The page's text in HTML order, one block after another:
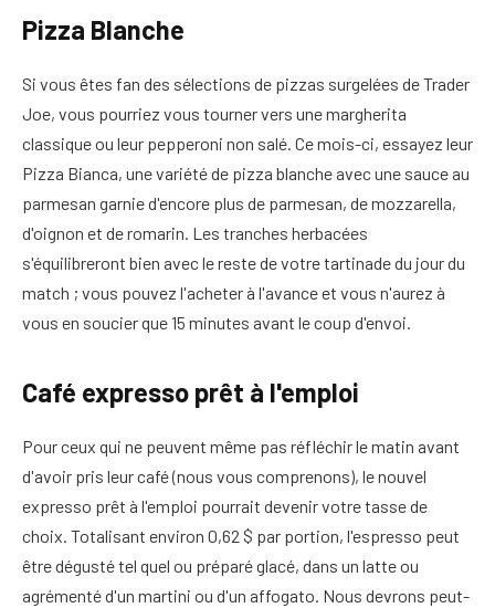
Pizza Blanche
Si vous êtes fan des sélections de pizzas surgelées de Trader
Joe, vous pourriez vous tourner vers une margherita
classique ou leur pepperoni non salé. Ce mois-ci, essayez leur
Pizza Bianca, une variété de pizza blanche avec une sauce au
parmesan garnie d'encore plus de parmesan, de mozzarella,
d'oignon et de romarin. Les tranches herbacées
s'équilibreront bien avec le reste de votre tartinade du jour du
match ; vous pouvez l'acheter à l'avance et vous n'aurez à
vous en soucier que 15 minutes avant le coup d'envoi.
Café expresso prêt à l'emploi
Pour ceux qui ne peuvent même pas réfléchir le matin avant
d'avoir pris leur café (nous vous comprenons), le nouvel
expresso prêt à l'emploi pourrait devenir votre tasse de
choix. Totalisant environ 0,62 $ par portion, l'espresso peut
être dégusté tel quel ou préparé glacé, dans un latte ou
agrémenté d'un martini ou d'un affogato. Nous devrons peut-